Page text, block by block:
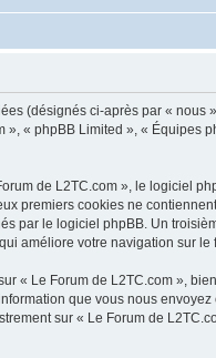
(désignés ci-après par « nous
« phpBB Limited », « Équipes
de L2TC.com », le logiciel
premiers cookies ne
par le logiciel phpBB. Un
améliore votre navigation sur le
« Le Forum de L2TC.com »,
que vous nous
sur « Le Forum de